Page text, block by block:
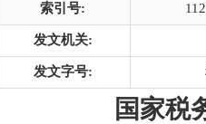
索引号:
发文机关:
发文字号:
国家税